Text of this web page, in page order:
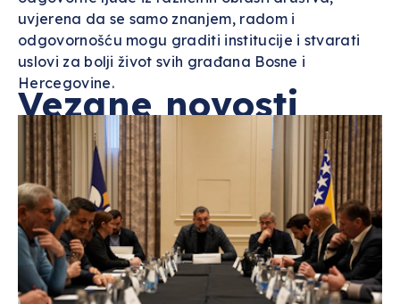
uvjerena da se samo znanjem, radom i
odgovornošću mogu graditi institucije i stvarati
uslovi za bolji život svih građana Bosne i
Hercegovine.
Vezane novosti